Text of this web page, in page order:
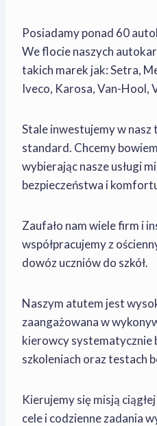
Posiadamy ponad 60
We flocie naszych
takich marek jak: Setra,
Iveco, Karosa, Van-Hool,
Stale inwestujemy w
standard. Chcemy
wybierając nasze usługi
bezpieczeństwa i
Zaufało nam wiele firm i
współpracujemy z
dowóz uczniów do szkół.
Naszym atutem jest
zaangażowana w
kierowcy systematycznie
szkoleniach oraz testach
Kierujemy się misją
cele i codzienne zadania